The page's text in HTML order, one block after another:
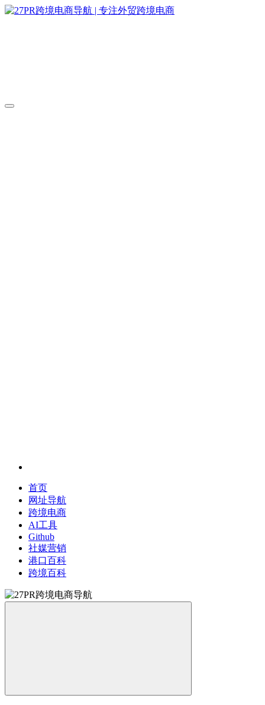
首页
网址导航
跨境电商
AI工具
Github
社媒营销
港口百科
跨境百科